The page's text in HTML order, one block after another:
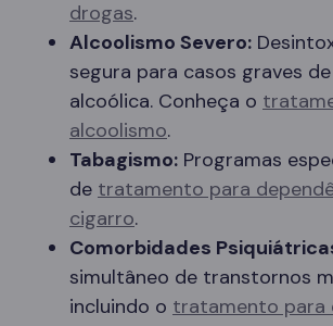
drogas.
Alcoolismo Severo:
segura para casos graves
alcoólica. Conheça o
alcoolismo.
Tabagismo: Programas
de tratamento para
cigarro.
Comorbidades
simultâneo de transtornos
incluindo o tratamento para